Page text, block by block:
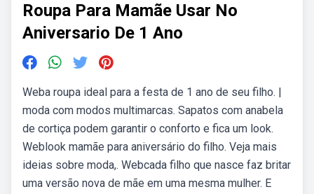
Roupa Para Mamãe Usar No
Aniversario De 1 Ano
Weba roupa ideal para a festa de 1 ano de seu filho. |
moda com modos multimarcas. Sapatos com anabela
de cortiça podem garantir o conforto e fica um look.
Weblook mamãe para aniversário do filho. Veja mais
ideias sobre moda,. Webcada filho que nasce faz britar
uma versão nova de mãe em uma mesma mulher. E